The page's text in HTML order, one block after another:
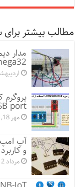
مطالب بیشتر
اردیبهشت
port
مهر 18, 1399
آپ امپ
و
مرداد 12, 1397